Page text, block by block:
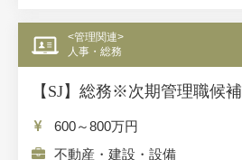
<管理関連>
人事・総務
【SJ】総務※次期管理職候補
600～800万円
不動産・建設・設備